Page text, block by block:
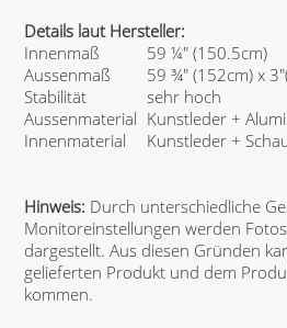
Details laut Hersteller:
Innenmaß
59 ¼" (150.5cm)
Aussenmaß
59 ¾" (152cm) x
Stabilität
sehr hoch
Aussenmaterial Kunstleder +
Innenmaterial
Kunstleder +
Hinweis: Durch unterschiedliche
Monitoreinstellungen werden
dargestellt. Aus diesen Gründen
gelieferten Produkt und dem
kommen.